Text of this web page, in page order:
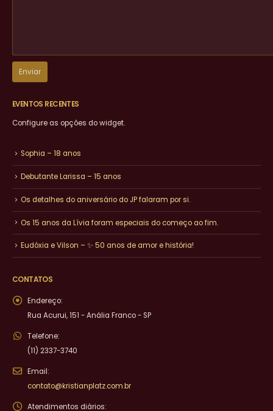
EVENTOS RECENTES
Configure as opções do widget.
Sophia – 18 anos
Debutante Larissa – 15 anos
Os detalhes do aniversário do JP falaram por si.
Os 15 anos da Lívia foram especiais do começo ao fim.
Eudóxia e Vilson – ✨ 50 anos de amor e história!
CONTATOS
Endereço:
Rua Acurui, 151 - Anália Franco - SP
Telefone:
(11) 2337-3740
Email:
contato@kristianplatz.com.br
Atendimentos diários: